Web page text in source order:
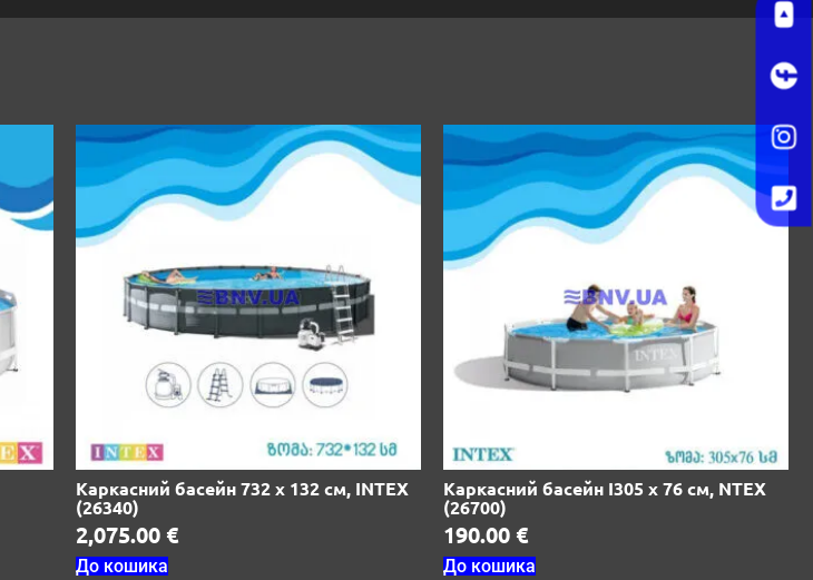
Каркасний басейн 732 х 132 см, INTEX
(26340)
2,075.00 €
До кошика
Каркасний басейн I305 х 76 см, NTEX
(26700)
190.00 €
До кошика